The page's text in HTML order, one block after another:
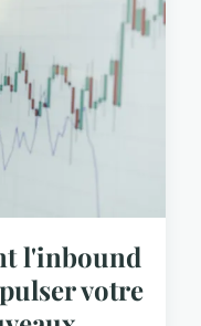
l'inbound
votre